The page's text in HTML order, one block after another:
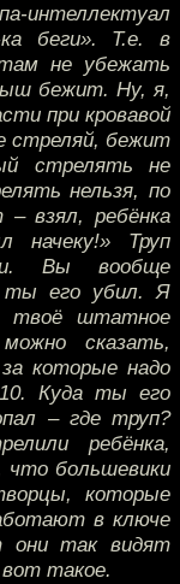
беги». Т.е. в
не убежать
бежит. Ну, я,
при кровавой
стреляй, бежит
стрелять не
нельзя, по
взял, ребёнка
начеку!» Труп
Вы вообще
ты его убил. Я
штатное
сказать,
которые надо
Куда ты его
– где труп?
ребёнка,
что большевики
которые
в ключе
они так видят
такое.